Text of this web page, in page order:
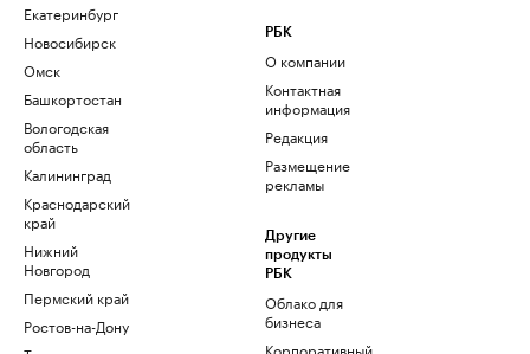
Екатеринбург
Новосибирск
Омск
Башкортостан
Вологодская
область
Калининград
Краснодарский
край
Нижний
Новгород
Пермский край
Ростов-на-Дону
РБК
О компании
Контактная
информация
Редакция
Размещение
рекламы
Другие
продукты
РБК
Облако для
бизнеса
Корпоративный